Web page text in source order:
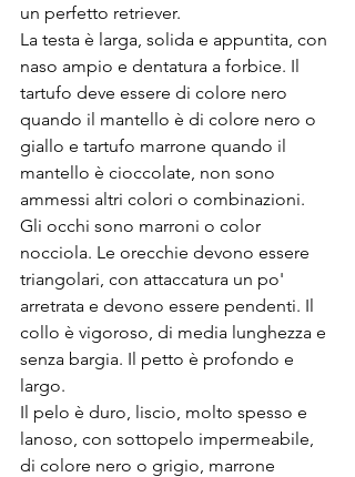
un perfetto retriever.
La testa è larga, solida e appuntita, con
naso ampio e dentatura a forbice. Il
tartufo deve essere di colore nero
quando il mantello è di colore nero o
giallo e tartufo marrone quando il
mantello è cioccolate, non sono
ammessi altri colori o combinazioni.
Gli occhi sono marroni o color
nocciola. Le orecchie devono essere
triangolari, con attaccatura un po'
arretrata e devono essere pendenti. Il
collo è vigoroso, di media lunghezza e
senza bargia. Il petto è profondo e
largo.
Il pelo è duro, liscio, molto spesso e
lanoso, con sottopelo impermeabile,
di colore nero o grigio, marrone